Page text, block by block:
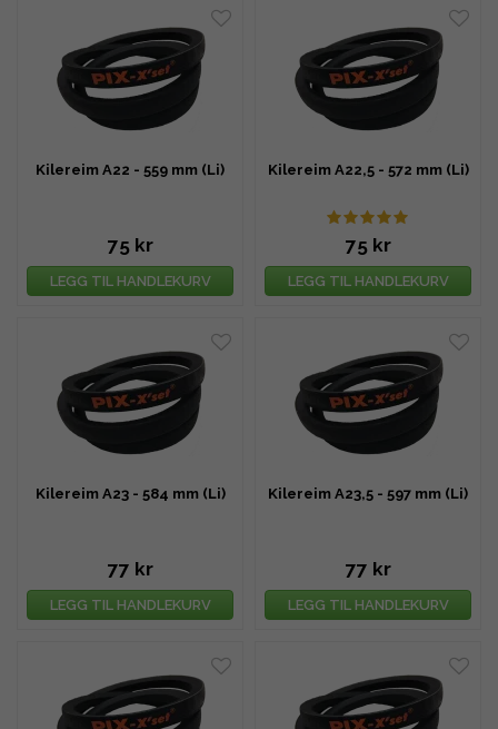
Kilereim A22 - 559 mm (Li)
75 kr
LEGG TIL HANDLEKURV
Kilereim A22,5 - 572 mm (Li)
75 kr
LEGG TIL HANDLEKURV
Kilereim A23 - 584 mm (Li)
77 kr
LEGG TIL HANDLEKURV
Kilereim A23,5 - 597 mm (Li)
77 kr
LEGG TIL HANDLEKURV